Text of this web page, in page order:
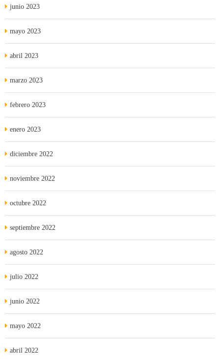
junio 2023
mayo 2023
abril 2023
marzo 2023
febrero 2023
enero 2023
diciembre 2022
noviembre 2022
octubre 2022
septiembre 2022
agosto 2022
julio 2022
junio 2022
mayo 2022
abril 2022